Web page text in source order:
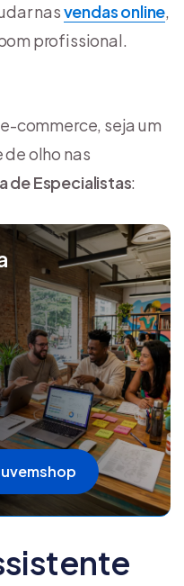
nasvendas online,
profissional.
commerce, seja um
de olho nas
de Especialistas: